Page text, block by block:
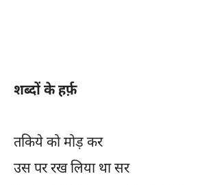
शब्दों के हर्फ़
तकिये को मोड़ कर
उस पर रख लिया था सर